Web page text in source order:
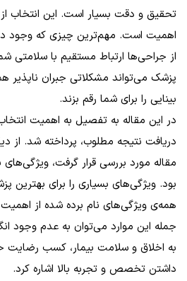
تحقیق و دقت بسیار است. این انتخاب
اهمیت است. مهم‌ترین چیزی که وجود
از جراحی‌ها ارتباط مستقیم با سلامتی
پزشک می‌تواند مشکلاتی جبران
بینایی را برای شما رقم بزند.
در این مقاله به تفصیل به اهمیت
دریافت نتیجه‌ مطلوب، پرداخته شد. از
مقاله مورد بررسی قرار گرفت،
بود. ویژگی‌های بسیاری را برای بهترین
همه‌ی ویژگی‌های نام برده شده از اهمیت
جمله این موارد می‌توان به عدم وجود
به اخلاق‌ و سلامت بیمار، کسب رضایت
داشتن تخصص و تجربه بالا اشاره کرد.